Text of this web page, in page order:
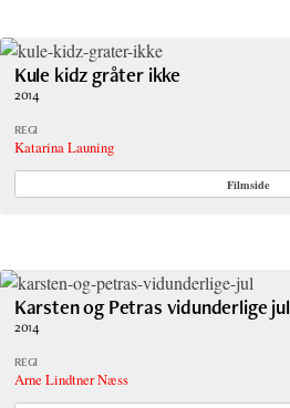
Kule kidz gråter ikke
2014
REGI
Katarina Launing
Filmside
Karsten og Petras vidunderlige jul
2014
REGI
Arne Lindtner Næss